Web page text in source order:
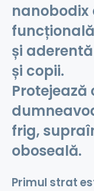
nanobodix
funcțională
și aderentă
și copii.
Protejează
frig,
oboseală.
Primul strat